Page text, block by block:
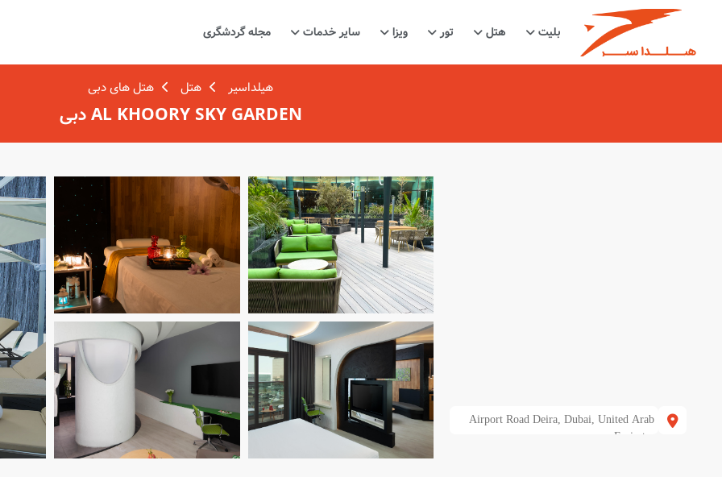
بلیت هتل تور ویزا سایر خدمات مجله گردشگری
هیلداسیر هتل هتل های دبی
AL KHOORY SKY GARDEN دبی
Airport Road Deira, Dubai, United Arab
Emirates